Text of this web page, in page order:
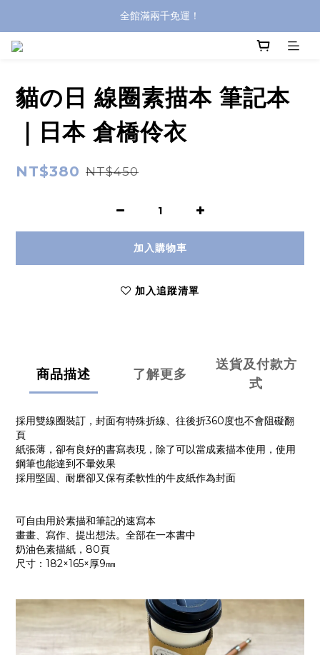
全館滿兩千免運！
全館滿兩千免運！
貓の日 線圈素描本 筆記本
｜日本 倉橋伶衣
NT$380 NT$450
加入購物車
加入追蹤清單
商品描述 了解更多
送貨及付款方
式
採用雙線圈裝訂，封面有特殊折線、往後折360度也不會阻礙翻
頁
紙張薄，卻有良好的書寫表現，除了可以當成素描本使用，使用
鋼筆也能達到不暈效果
採用堅固、耐磨卻又保有柔軟性的牛皮紙作為封面
可自由用於素描和筆記的速寫本
畫畫、寫作、提出想法。全部在一本書中
奶油色素描紙，80頁
尺寸：182×165×厚9㎜